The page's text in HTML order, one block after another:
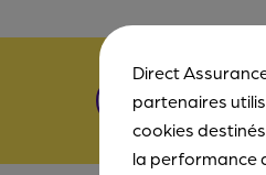
RETOUR
Direct
partenaires
cookies
la performance